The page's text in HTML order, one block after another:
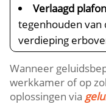
Verlaagd
tegenhouden van
verdieping
Wanneer
werkkamer of op
oplossingen via